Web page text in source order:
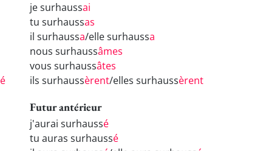
é
je surhaussai
tu surhaussas
il surhaussa/elle surhaussa
nous surhaussâmes
vous surhaussâtes
ils surhaussèrent/elles surhaussèrent
Futur antérieur
j'aurai surhaussé
tu auras surhaussé